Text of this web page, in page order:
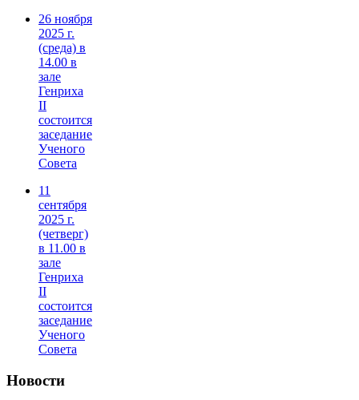
26 ноября
2025 г.
(среда) в
14.00 в
зале
Генриха
II
состоится
заседание
Ученого
Совета
11
сентября
2025 г.
(четверг)
в 11.00 в
зале
Генриха
II
состоится
заседание
Ученого
Совета
Новости